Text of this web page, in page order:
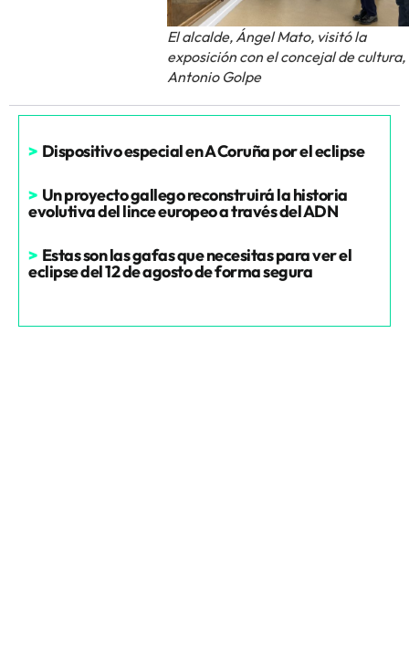
El alcalde, Ángel Mato, visitó la
exposición con el concejal de cultura,
Antonio Golpe
> Dispositivo especial en A Coruña por el eclipse
> Un proyecto gallego reconstruirá la historia
evolutiva del lince europeo a través del ADN
> Estas son las gafas que necesitas para ver el
eclipse del 12 de agosto de forma segura